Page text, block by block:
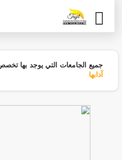
جميع الجامعات التي يوجد بها تخصص:
آدابها